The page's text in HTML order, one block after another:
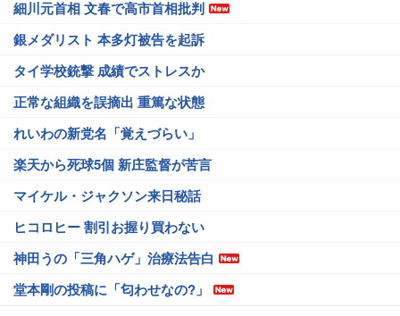
細川元首相 文春で高市首相批判
銀メダリスト 本多灯被告を起訴
タイ学校銃撃 成績でストレスか
正常な組織を誤摘出 重篤な状態
れいわの新党名「覚えづらい」
楽天から死球5個 新庄監督が苦言
マイケル・ジャクソン来日秘話
ヒコロヒー 割引お握り買わない
神田うの「三角ハゲ」治療法告白
堂本剛の投稿に「匂わせなの?」